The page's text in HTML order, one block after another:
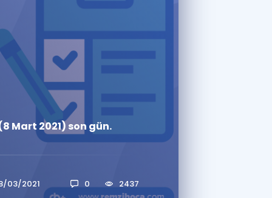
için Öneriler
Tek Takvimde
Özel Fırsatlar
Sınavlarla İlgili Haberler
Mart 2021) son gün.
03/2021 0 2437